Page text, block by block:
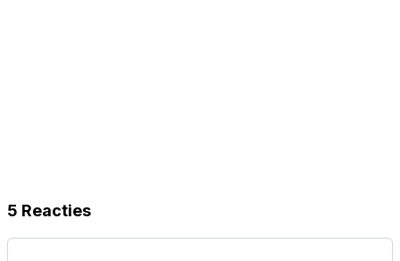
5 Reacties